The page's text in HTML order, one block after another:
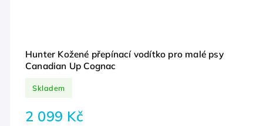
Hunter Kožené přepínací vodítko pro malé psy
Canadian Up Cognac
Skladem
2 099 Kč